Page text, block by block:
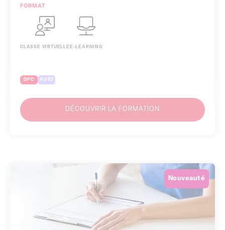
FORMAT
CLASSE VIRTUELLE E-LEARNING
DPC AUTO
DÉCOUVRIR LA FORMATION
Nouveauté